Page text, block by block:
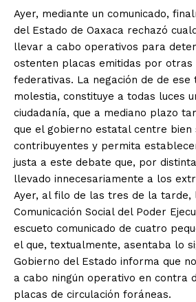
Ayer, mediante un comunicado,
del Estado de Oaxaca rechazó
llevar a cabo operativos para
ostenten placas emitidas por otras
federativas. La negación de de ese
molestia, constituye a todas luces
ciudadanía, que a mediano plazo
que el gobierno estatal centre bien
contribuyentes y permita
justa a este debate que, por
llevado innecesariamente a los
Ayer, al filo de las tres de la tarde,
Comunicación Social del Poder
escueto comunicado de cuatro
el que, textualmente, asentaba lo
Gobierno del Estado informa que
a cabo ningún operativo en contra
placas de circulación foráneas.